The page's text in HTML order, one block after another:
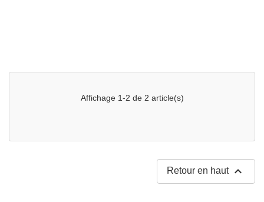
Affichage 1-2 de 2 article(s)
Retour en haut 